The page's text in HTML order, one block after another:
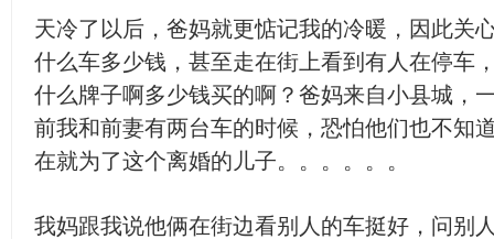
天冷了以后，爸妈就更惦记我的冷暖，因此关
什么车多少钱，甚至走在街上看到有人在停车
什么牌子啊多少钱买的啊？爸妈来自小县城，
前我和前妻有两台车的时候，恐怕他们也不知
在就为了这个离婚的儿子。。。。。。
我妈跟我说他俩在街边看别人的车挺好，问别